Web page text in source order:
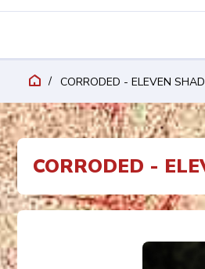
CORRODED - ELEVEN
CORRODED -